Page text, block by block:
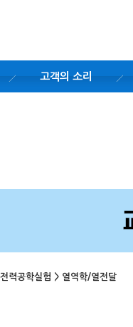
고객의 소리
력공학실험 > 열역학/열전달